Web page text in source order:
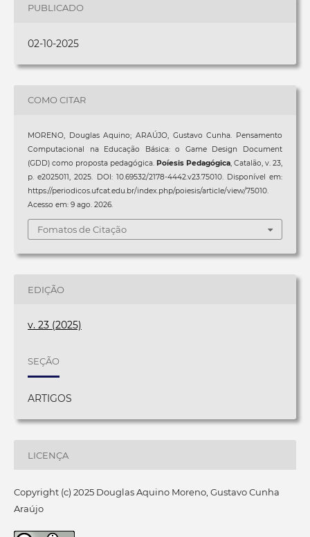
PUBLICADO
02-10-2025
COMO CITAR
MORENO, Douglas Aquino; ARAÚJO, Gustavo Cunha. Pensamento
Computacional na Educação Básica: o Game Design Document
(GDD) como proposta pedagógica. Poíesis Pedagógica, Catalão, v. 23,
p. e2025011, 2025. DOI: 10.69532/2178-4442.v23.75010. Disponível em:
https://periodicos.ufcat.edu.br/index.php/poiesis/article/view/75010.
Acesso em: 9 ago. 2026.
Fomatos de Citação
EDIÇÃO
v. 23 (2025)
SEÇÃO
ARTIGOS
LICENÇA
Copyright (c) 2025 Douglas Aquino Moreno, Gustavo Cunha
Araújo